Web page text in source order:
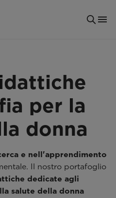
per la
donna
e nell'apprendimento
Il nostro portafoglio
dedicate agli
salute della donna